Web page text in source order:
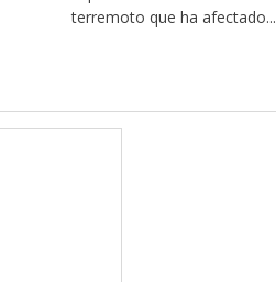
terremoto que ha afectado...